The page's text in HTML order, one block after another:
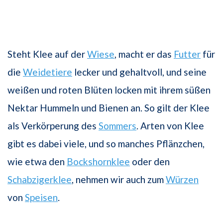
Steht Klee auf derWiese, macht er das Futter für
die Weidetiere lecker und gehaltvoll, und seine
weißen und roten Blüten locken mit ihrem süßen
Nektar Hummeln und Bienen an. So gilt der Klee
als Verkörperung des Sommers. Arten von Klee
gibt es dabei viele, und so manches Pflänzchen,
wie etwa den Bockshornklee oder den
Schabzigerklee, nehmen wir auch zumWürzen
von Speisen.